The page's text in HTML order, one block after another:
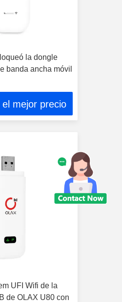
la dongle
banda ancha móvil
el mejor precio
UFI Wifi de la
de OLAX U80 con